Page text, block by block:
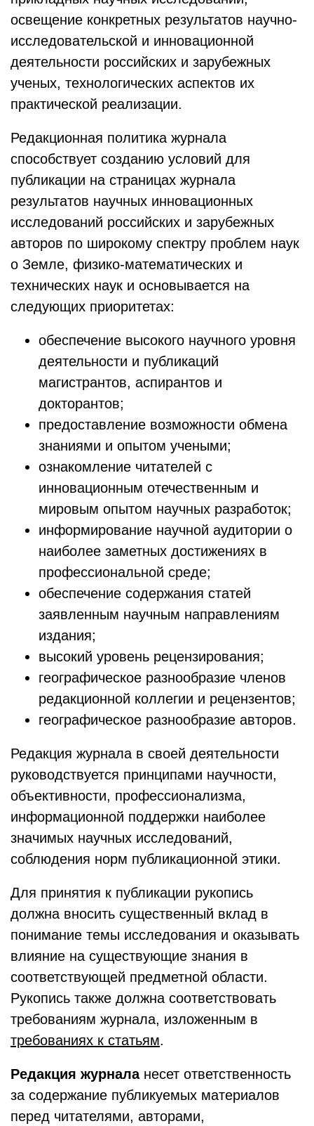
освещение конкретных результатов научно-
исследовательской и инновационной
деятельности российских и зарубежных
ученых, технологических аспектов их
практической реализации.
Редакционная политика журнала
способствует созданию условий для
публикации на страницах журнала
результатов научных инновационных
исследований российских и зарубежных
авторов по широкому спектру проблем наук
о Земле, физико-математических и
технических наук и основывается на
следующих приоритетах:
обеспечение высокого научного уровня
деятельности и публикаций
магистрантов, аспирантов и
докторантов;
предоставление возможности обмена
знаниями и опытом учеными;
ознакомление читателей с
инновационным отечественным и
мировым опытом научных разработок;
информирование научной аудитории о
наиболее заметных достижениях в
профессиональной среде;
обеспечение содержания статей
заявленным научным направлениям
издания;
высокий уровень рецензирования;
географическое разнообразие членов
редакционной коллегии и рецензентов;
географическое разнообразие авторов.
Редакция журнала в своей деятельности
руководствуется принципами научности,
объективности, профессионализма,
информационной поддержки наиболее
значимых научных исследований,
соблюдения норм публикационной этики.
Для принятия к публикации рукопись
должна вносить существенный вклад в
понимание темы исследования и оказывать
влияние на существующие знания в
соответствующей предметной области.
Рукопись также должна соответствовать
требованиям журнала, изложенным в
требованиях к статьям.
Редакция журналанесет ответственность
за содержание публикуемых материалов
перед читателями, авторами,